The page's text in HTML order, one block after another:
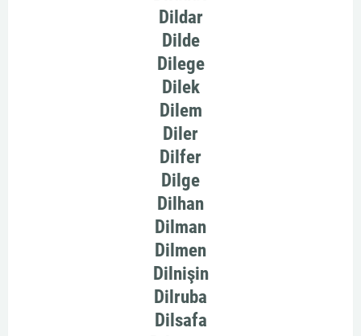
Dildar
Dilde
Dilege
Dilek
Dilem
Diler
Dilfer
Dilge
Dilhan
Dilman
Dilmen
Dilnişin
Dilruba
Dilsafa